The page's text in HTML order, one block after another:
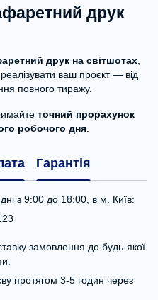
друк
друк на світшотах
ваш проєкт — від
повного тиражу.
точний прорахунок
робочого дня
Гарантія
з 9:00 до 18:00, в м. Київ:
замовлення до будь-якої
протягом 3-5 годин через